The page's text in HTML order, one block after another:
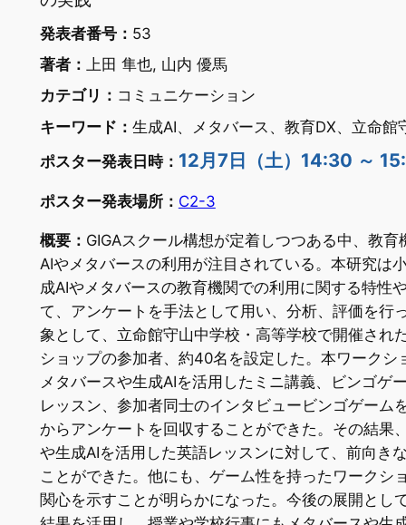
発表者番号： 53
著者： 上田 隼也, 山内 優馬
カテゴリ： コミュニケーション
キーワード： 生成AI、メタバース、教育DX、立命館
ポスター発表日時： 12月7日（土）14:30 ～
ポスター発表場所： C2-3
概要： GIGAスクール構想が定着しつつある中、教育
AIやメタバースの利用が注目されている。本研究は
成AIやメタバースの教育機関での利用に関する特性
て、アンケートを手法として用い、分析、評価を行
象として、立命館守山中学校・高等学校で開催され
ショップの参加者、約40名を設定した。本ワークシ
メタバースや生成AIを活用したミニ講義、ビンゴゲ
レッスン、参加者同士のインタビュービンゴゲーム
からアンケートを回収することができた。その結果
や生成AIを活用した英語レッスンに対して、前向き
ことができた。他にも、ゲーム性を持ったワークシ
関心を示すことが明らかになった。今後の展開とし